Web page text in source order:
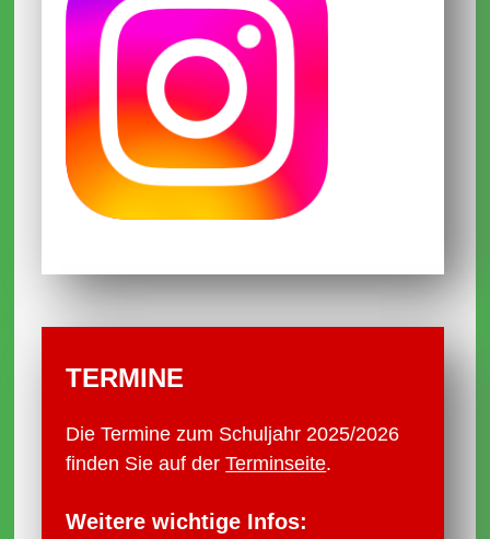
Im Dezember 2025
Frohe Weihnachten und schöne
Ferien
01.12.2025
Terminänderungen
2025/2026
Infos Anmeldung Mittagessen
30.10.2025
Aktualisierung der Formular-Seite und
TERMINE
Die Termine zum Schuljahr 2025/2026
finden Sie auf derTerminseite.
Weitere wichtige Infos: